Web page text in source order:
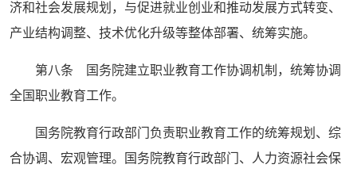
济和社会发展规划，与促进就业创业和推动发展方式转变、
产业结构调整、技术优化升级等整体部署、统筹实施。
第八条 国务院建立职业教育工作协调机制，统筹协调
全国职业教育工作。
国务院教育行政部门负责职业教育工作的统筹规划、综
合协调、宏观管理。国务院教育行政部门、人力资源社会保